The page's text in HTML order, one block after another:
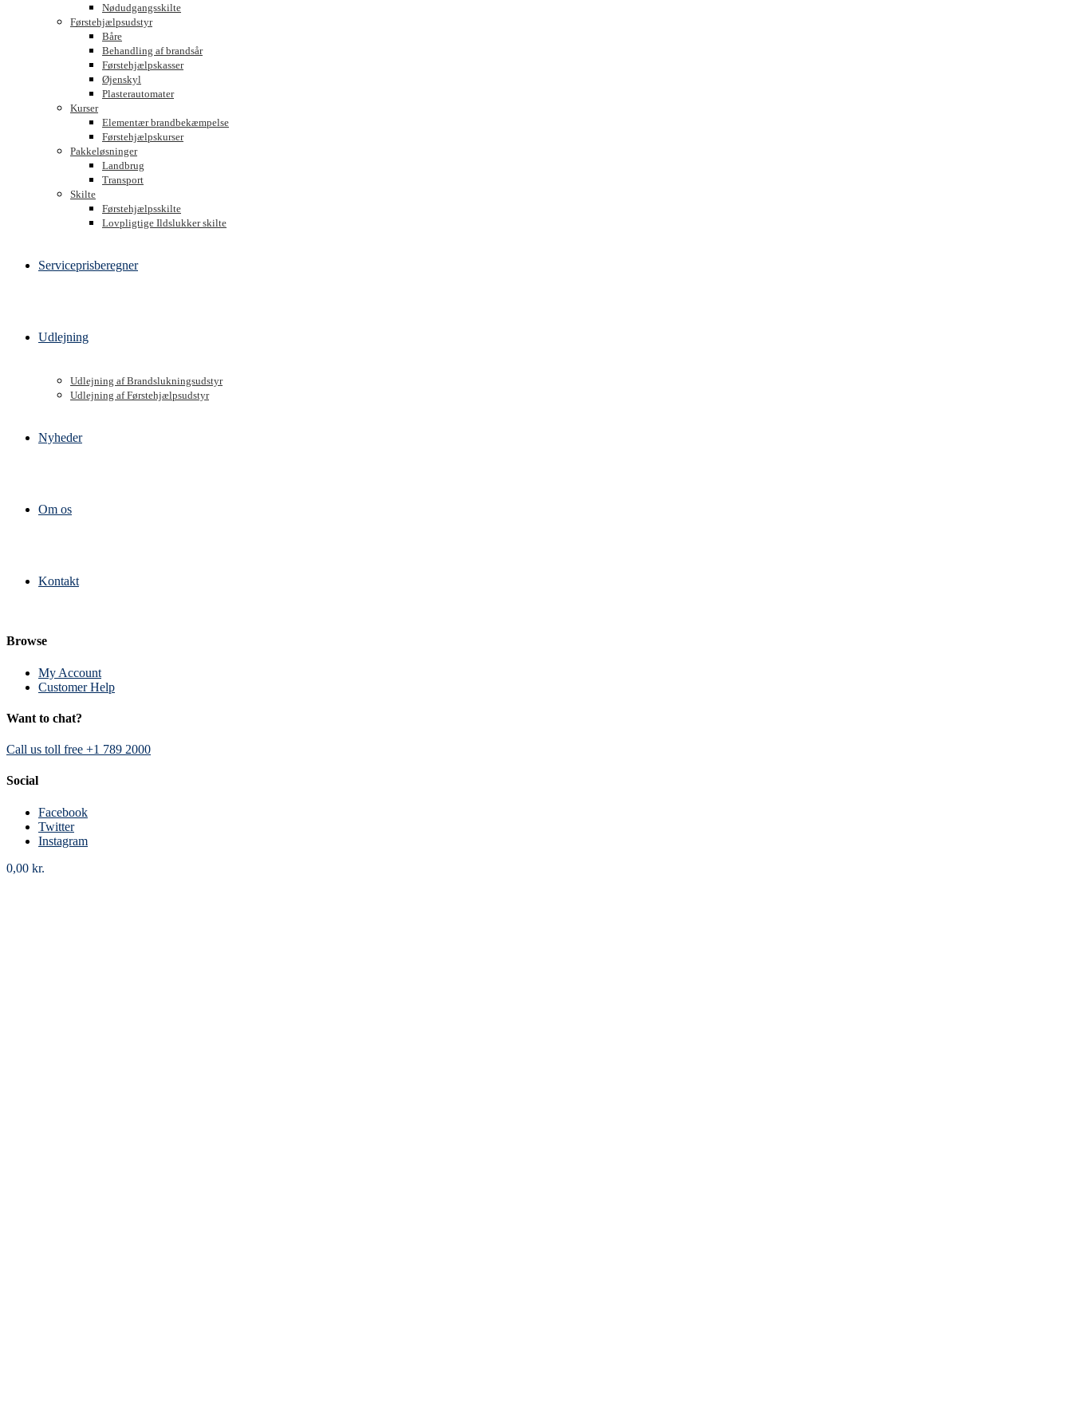
Nødudgangsskilte
Førstehjælpsudstyr
Båre
Behandling af brandsår
Førstehjælpskasser
Øjenskyl
Plasterautomater
Kurser
Elementær brandbekæmpelse
Førstehjælpskurser
Pakkeløsninger
Landbrug
Transport
Skilte
Førstehjælpsskilte
Lovpligtige Ildslukker skilte
Serviceprisberegner
Udlejning
Udlejning af Brandslukningsudstyr
Udlejning af Førstehjælpsudstyr
Nyheder
Om os
Kontakt
Browse
My Account
Customer Help
Want to chat?
Call us toll free +1 789 2000
Social
Facebook
Twitter
Instagram
0,00 kr.